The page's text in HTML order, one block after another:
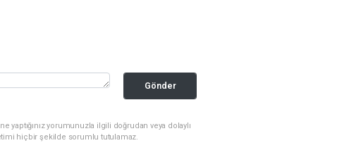
Gönder
yaptığınız yorumunuzla ilgili doğrudan veya dolaylı
hiçbir şekilde sorumlu tutulamaz.